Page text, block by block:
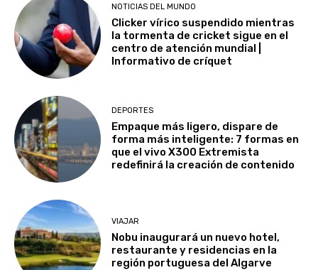
NOTICIAS DEL MUNDO
Clicker vírico suspendido mientras
la tormenta de cricket sigue en el
centro de atención mundial |
Informativo de críquet
DEPORTES
Empaque más ligero, dispare de
forma más inteligente: 7 formas en
que el vivo X300 Extremista
redefinirá la creación de contenido
VIAJAR
Nobu inaugurará un nuevo hotel,
restaurante y residencias en la
región portuguesa del Algarve